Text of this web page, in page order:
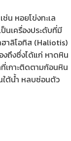
น หอยโข่งทะเล
นเครื่องประดับที่มี
าลิโอทิส (Haliotis)
ถึงซึ่งได้แก่ หาดหิน
เกาะติดตามก้อนหิน
ใต้น้ำ หลบซ่อนตัว